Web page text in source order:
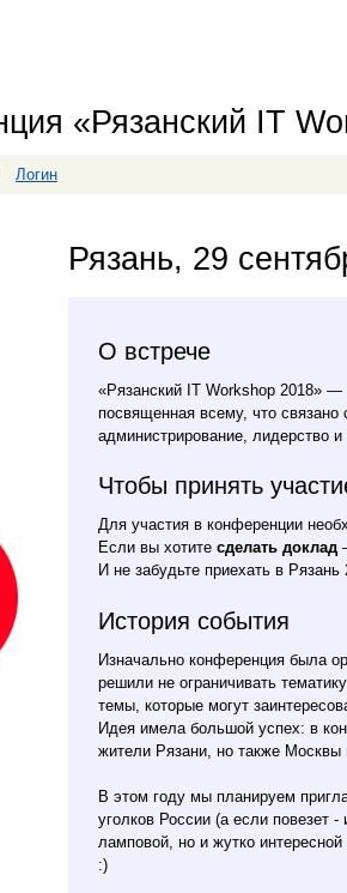
«Рязанский IT
Логин
Рязань, 29
О встрече
«Рязанский IT Workshop 2018»
посвященная всему, что связано
администрирование, лидерство
Чтобы принять
Для участия в конференции
Если вы хотитесделать доклад
И не забудьте приехать в Рязань
История события
Изначально конференция была
решили не ограничивать
темы, которые могут
Идея имела большой успех: в
жители Рязани, но также Москвы
В этом году мы планируем
уголков России (а если повезет
ламповой, но и жутко
:)